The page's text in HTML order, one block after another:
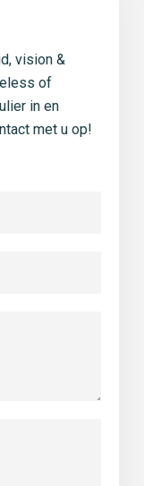
vision &
of
in en
met u op!